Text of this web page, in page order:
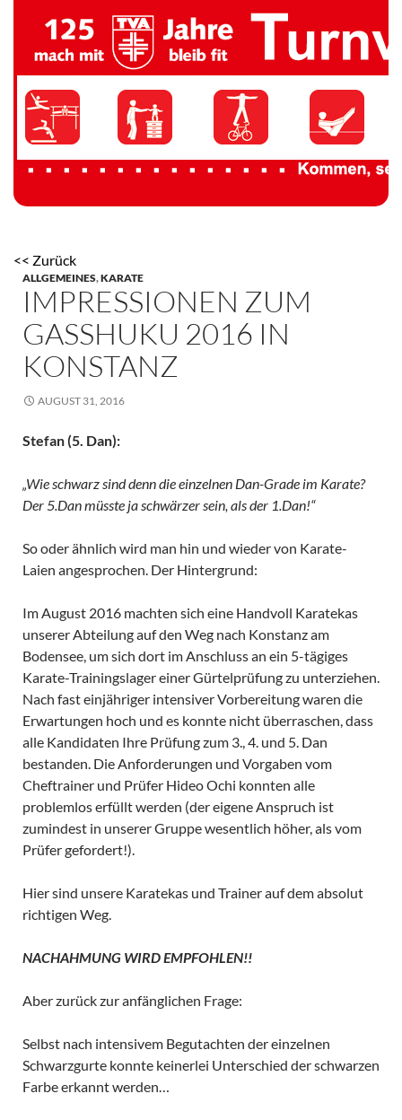
TV 1894 Auersmacher
<< Zurück
ALLGEMEINES,KARATE
IMPRESSIONEN ZUM
GASSHUKU 2016 IN
KONSTANZ
AUGUST 31, 2016
Stefan (5. Dan):
„Wie schwarz sind denn die einzelnen Dan-Grade im Karate?
Der 5.Dan müsste ja schwärzer sein, als der 1.Dan!“
So oder ähnlich wird man hin und wieder von Karate-
Laien angesprochen. Der Hintergrund:
Im August 2016 machten sich eine Handvoll Karatekas
unserer Abteilung auf den Weg nach Konstanz am
Bodensee, um sich dort im Anschluss an ein 5-tägiges
Karate-Trainingslager einer Gürtelprüfung zu unterziehen.
Nach fast einjähriger intensiver Vorbereitung waren die
Erwartungen hoch und es konnte nicht überraschen, dass
alle Kandidaten Ihre Prüfung zum 3., 4. und 5. Dan
bestanden. Die Anforderungen und Vorgaben vom
Cheftrainer und Prüfer Hideo Ochi konnten alle
problemlos erfüllt werden (der eigene Anspruch ist
zumindest in unserer Gruppe wesentlich höher, als vom
Prüfer gefordert!).
Hier sind unsere Karatekas und Trainer auf dem absolut
richtigen Weg.
NACHAHMUNG WIRD EMPFOHLEN!!
Aber zurück zur anfänglichen Frage:
Selbst nach intensivem Begutachten der einzelnen
Schwarzgurte konnte keinerlei Unterschied der schwarzen
Farbe erkannt werden…